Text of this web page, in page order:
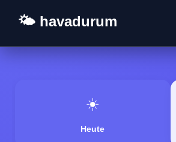
🌤️ havadurum
☀️
Heute